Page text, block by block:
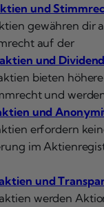
und
gewähren dir
auf der
und
bieten
und
und
erfordern
im
und
werden